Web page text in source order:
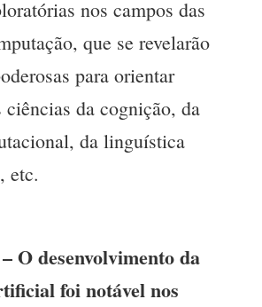
nos campos das
que se revelarão
para orientar
ciências da cognição, da
da linguística
etc.
O desenvolvimento da
foi notável nos